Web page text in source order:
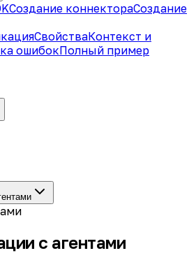
Создание коннектораСоздание
СвойстваКонтекст и
ошибокПолный пример
с агентами